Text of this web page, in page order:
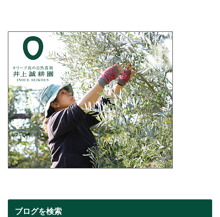
ブログを検索